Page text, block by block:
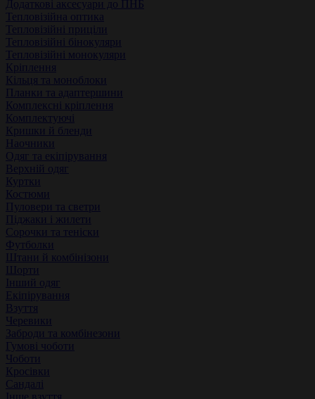
Додаткові аксесуари до ПНБ
Тепловізійна оптика
Тепловізійні приціли
Тепловізійні бінокуляри
Тепловізійні монокуляри
Кріплення
Кільця та моноблоки
Планки та адаптершини
Комплексні кріплення
Комплектуючі
Кришки й бленди
Наочники
Одяг та екіпірування
Верхній одяг
Куртки
Костюми
Пуловери та светри
Піджаки і жилети
Сорочки та теніски
Футболки
Штани й комбінізони
Шорти
Інший одяг
Екіпірування
Взуття
Черевики
Заброди та комбінезони
Гумові чоботи
Чоботи
Кросівки
Сандалі
Інше взуття